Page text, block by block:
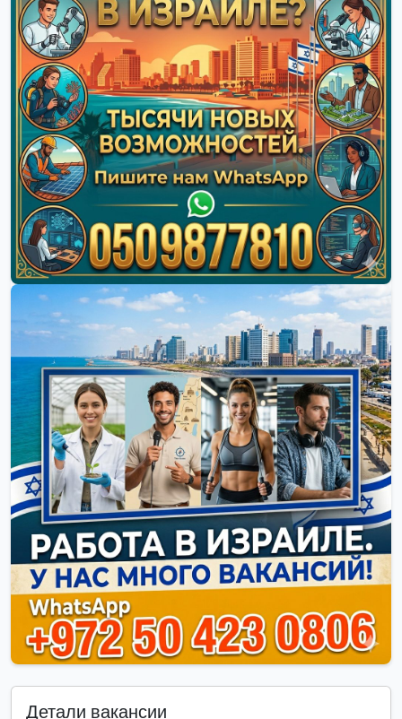
Детали вакансии